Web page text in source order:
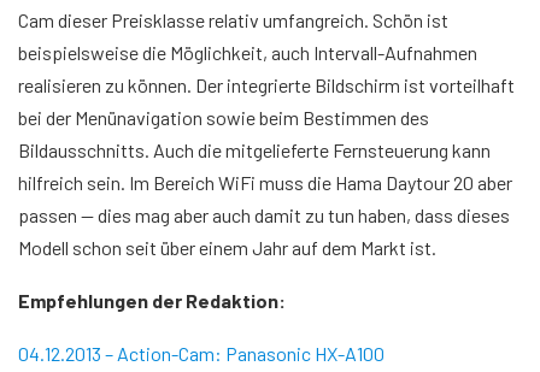
Cam dieser Preisklasse relativ umfangreich. Schön ist
beispielsweise die Möglichkeit, auch Intervall-Aufnahmen
realisieren zu können. Der integrierte Bildschirm ist vorteilhaft
bei der Menünavigation sowie beim Bestimmen des
Bildausschnitts. Auch die mitgelieferte Fernsteuerung kann
hilfreich sein. Im Bereich WiFi muss die Hama Daytour 20 aber
passen — dies mag aber auch damit zu tun haben, dass dieses
Modell schon seit über einem Jahr auf dem Markt ist.
Empfehlungen der Redaktion:
04.12.2013 – Action-Cam: Panasonic HX-A100